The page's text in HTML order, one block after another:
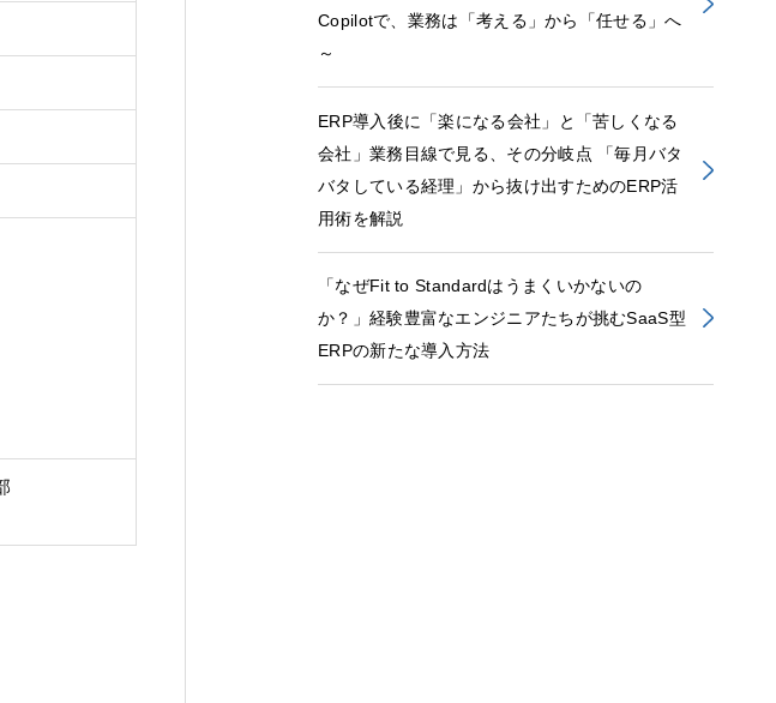
Copilotで、業務は「考える」から「任せる」へ
～
ERP導入後に「楽になる会社」と「苦しくなる
会社」業務目線で見る、その分岐点 「毎月バタ
バタしている経理」から抜け出すためのERP活
用術を解説
「なぜFit to Standardはうまくいかないの
か？」経験豊富なエンジニアたちが挑むSaaS型
ERPの新たな導入方法